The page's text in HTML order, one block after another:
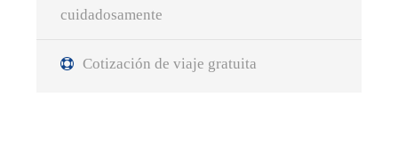
cuidadosamente
Cotización de viaje gratuita